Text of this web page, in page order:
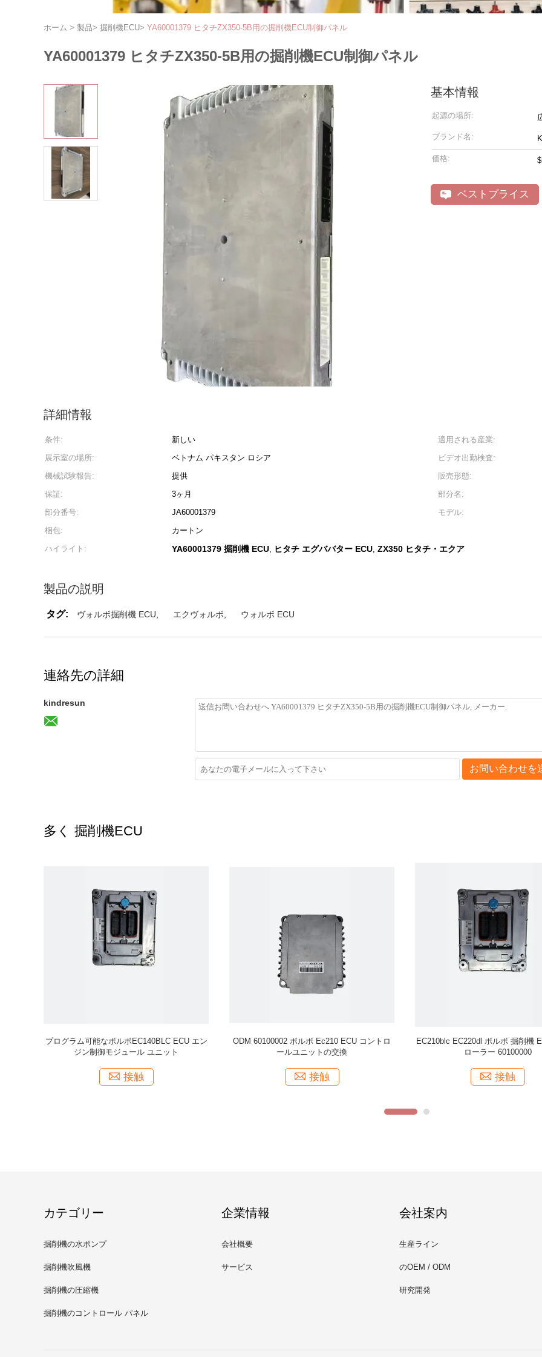
ホーム > 製品> 掘削機ECU> YA60001379 ヒタチZX350-5B用の掘削機ECU制御パネル
YA60001379 ヒタチZX350-5B用の掘削機ECU制御パネル
基本情報
起源の場所:
ブランド名:
価格:
ベストプライス
詳細情報
条件: 新しい
適用される産業:
展示室の場所:
ベトナム パキスタン ロシア
ビデオ出勤検査:
機械試験報告:
提供
販売形態:
保証:
3ヶ月
部分名:
部分番号:
JA60001379
モデル:
梱包:
カートン
ハイライト:
YA60001379 掘削機 ECU, ヒタチ エグババター ECU, ZX350 ヒタチ・エクア
製品の説明
タグ: ヴォルボ掘削機 ECU エクヴォルボ ウォルボ ECU
連絡先の詳細
kindresun
お問い合わせを
多く 掘削機ECU
EC360B EC460B ボルボ VOE 60100000 エン
ジンコントローラ ECU エグババター
接触
VOE60100002 エグババターECU制御器
EC210b EC240b EC290b EC360b E460b
接触
EC210B ペンタ ヴォルボ 掘削機
置 部品 60100000
接触
カテゴリー
掘削機の水ポンプ
掘削機吹風機
掘削機の圧縮機
掘削機のコントロール パネル
企業情報
会社概要
サービス
会社案内
生産ライン
のOEM / ODM
研究開発